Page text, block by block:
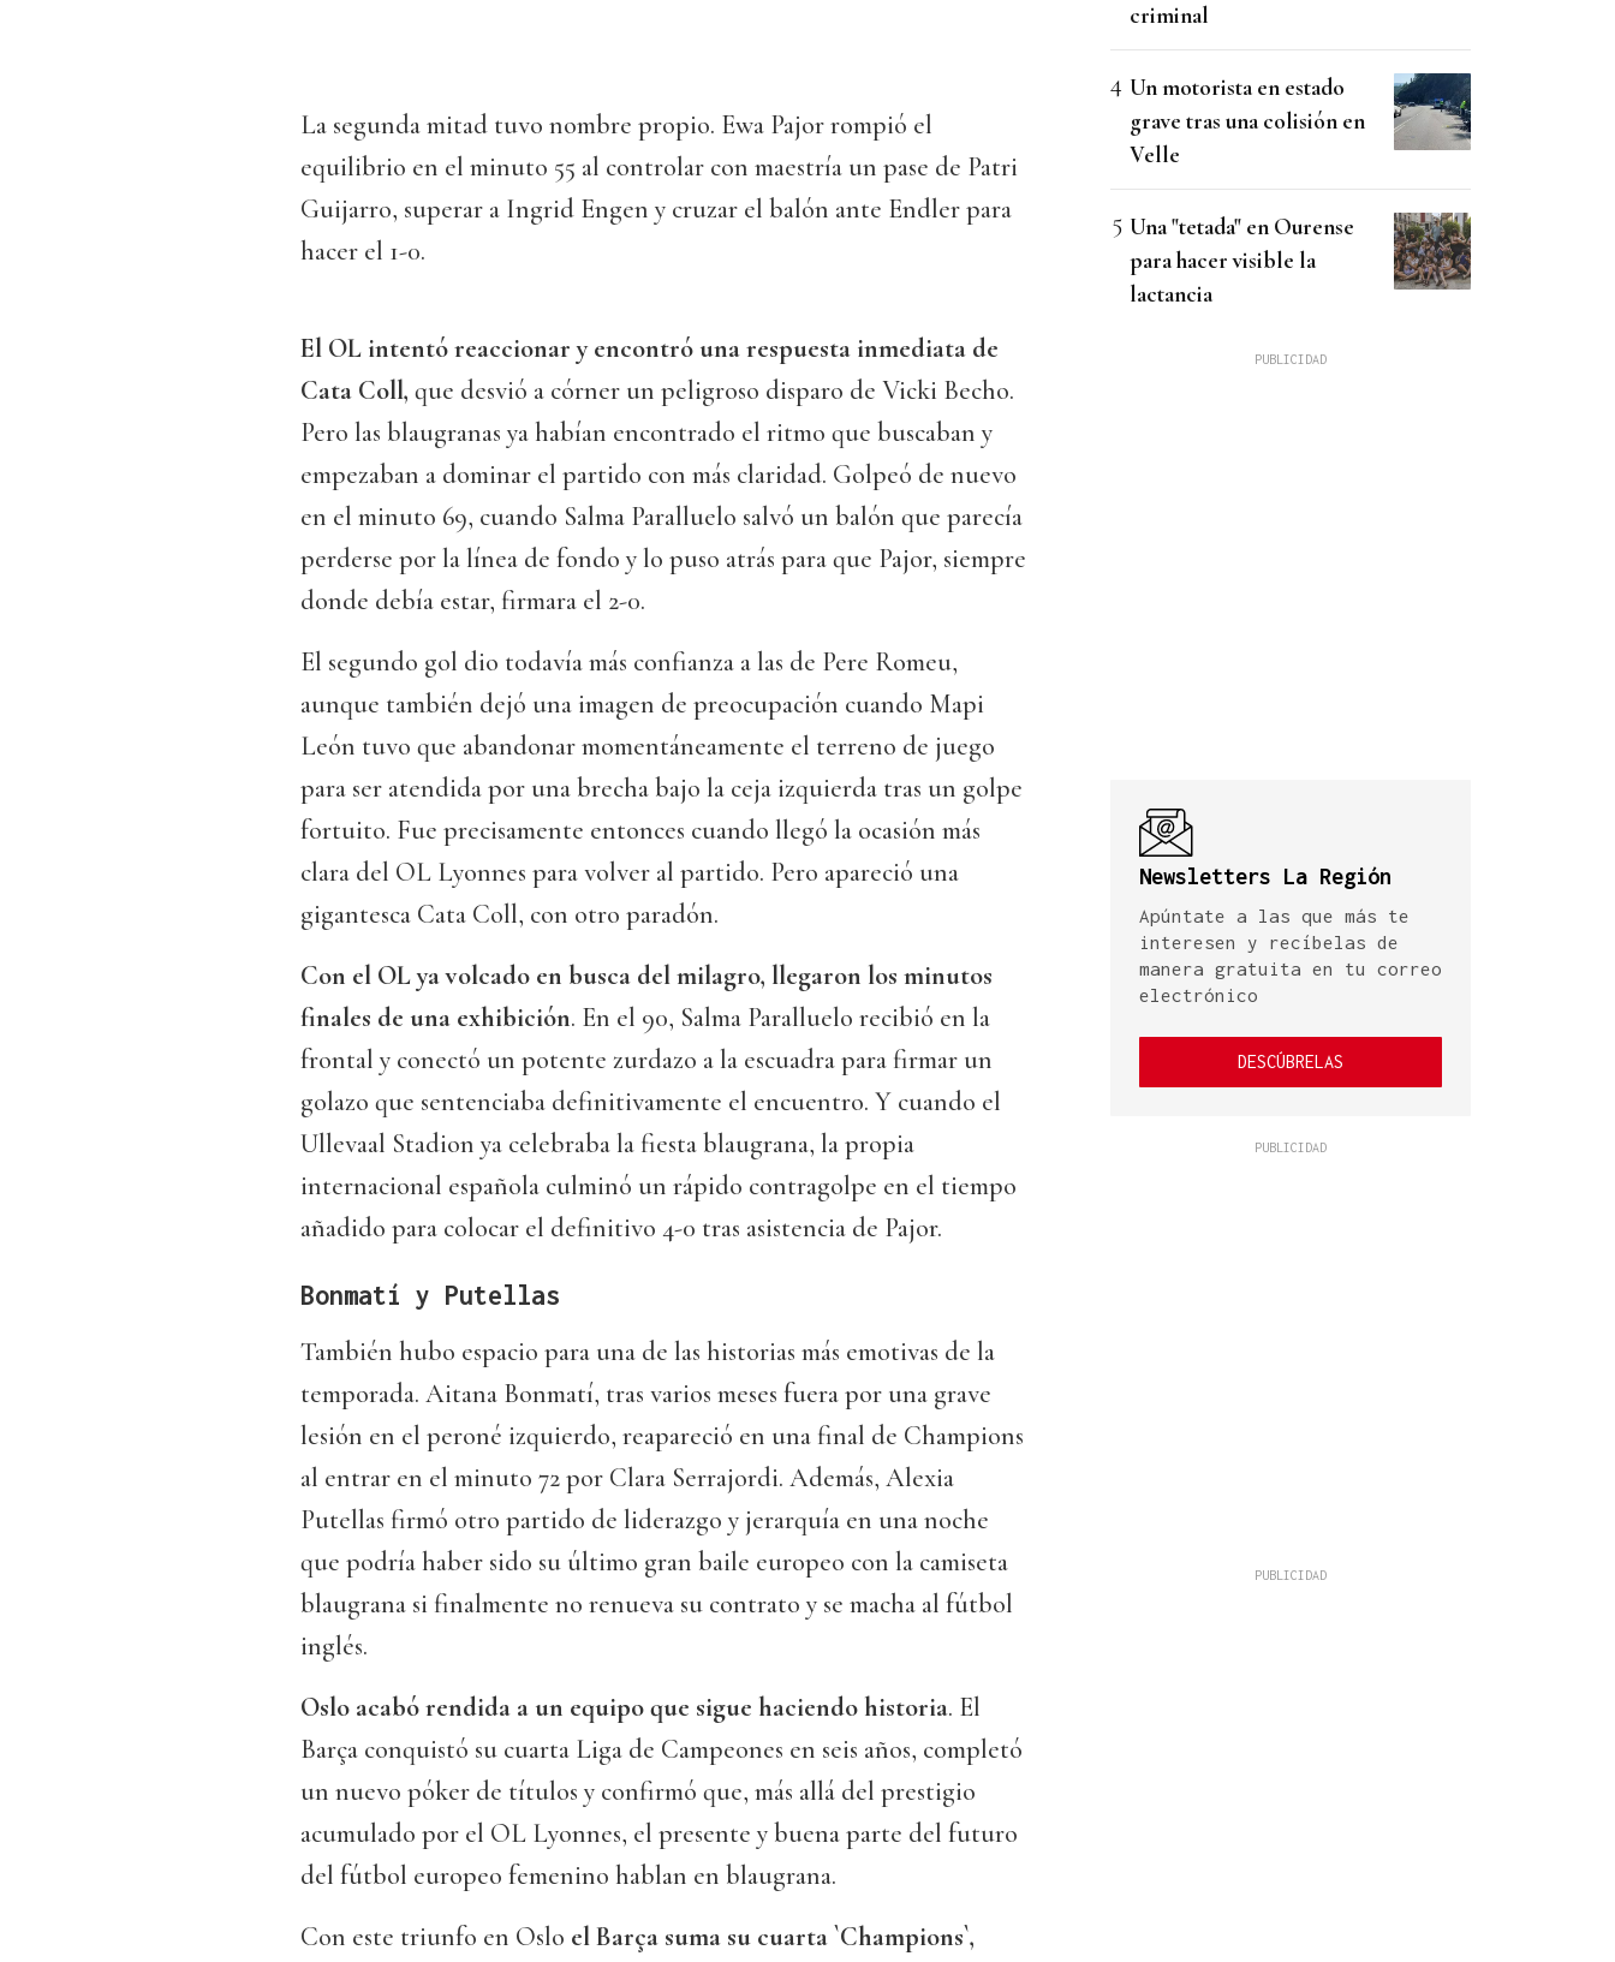
La segunda mitad tuvo nombre propio. Ewa Pajor rompió el
equilibrio en el minuto 55 al controlar con maestría un pase de Patri
Guijarro, superar a Ingrid Engen y cruzar el balón ante Endler para
hacer el 1-0.
El OL intentó reaccionar y encontró una respuesta inmediata de
Cata Coll, que desvió a córner un peligroso disparo de Vicki Becho.
Pero las blaugranas ya habían encontrado el ritmo que buscaban y
empezaban a dominar el partido con más claridad. Golpeó de nuevo
en el minuto 69, cuando Salma Paralluelo salvó un balón que parecía
perderse por la línea de fondo y lo puso atrás para que Pajor, siempre
donde debía estar, firmara el 2-0.
El segundo gol dio todavía más confianza a las de Pere Romeu,
aunque también dejó una imagen de preocupación cuando Mapi
León tuvo que abandonar momentáneamente el terreno de juego
para ser atendida por una brecha bajo la ceja izquierda tras un golpe
fortuito. Fue precisamente entonces cuando llegó la ocasión más
clara del OL Lyonnes para volver al partido. Pero apareció una
gigantesca Cata Coll, con otro paradón.
Con el OL ya volcado en busca del milagro, llegaron los minutos
finales de una exhibición. En el 90, Salma Paralluelo recibió en la
frontal y conectó un potente zurdazo a la escuadra para firmar un
golazo que sentenciaba definitivamente el encuentro. Y cuando el
Ullevaal Stadion ya celebraba la fiesta blaugrana, la propia
internacional española culminó un rápido contragolpe en el tiempo
añadido para colocar el definitivo 4-0 tras asistencia de Pajor.
Bonmatí y Putellas
También hubo espacio para una de las historias más emotivas de la
temporada. Aitana Bonmatí, tras varios meses fuera por una grave
lesión en el peroné izquierdo, reapareció en una final de Champions
al entrar en el minuto 72 por Clara Serrajordi. Además, Alexia
Putellas firmó otro partido de liderazgo y jerarquía en una noche
que podría haber sido su último gran baile europeo con la camiseta
blaugrana si finalmente no renueva su contrato y se macha al fútbol
inglés.
Oslo acabó rendida a un equipo que sigue haciendo historia. El
Barça conquistó su cuarta Liga de Campeones en seis años, completó
un nuevo póker de títulos y confirmó que, más allá del prestigio
acumulado por el OL Lyonnes, el presente y buena parte del futuro
del fútbol europeo femenino hablan en blaugrana.
Con este triunfo en Oslo el Barça suma su cuarta `Champions`,
criminal
Un motorista en estado
grave tras una colisión en
Velle
Una "tetada" en Ourense
para hacer visible la
lactancia
Newsletters La Región
Apúntate a las que más te
interesen y recíbelas de
manera gratuita en tu correo
electrónico
DESCÚBRELAS